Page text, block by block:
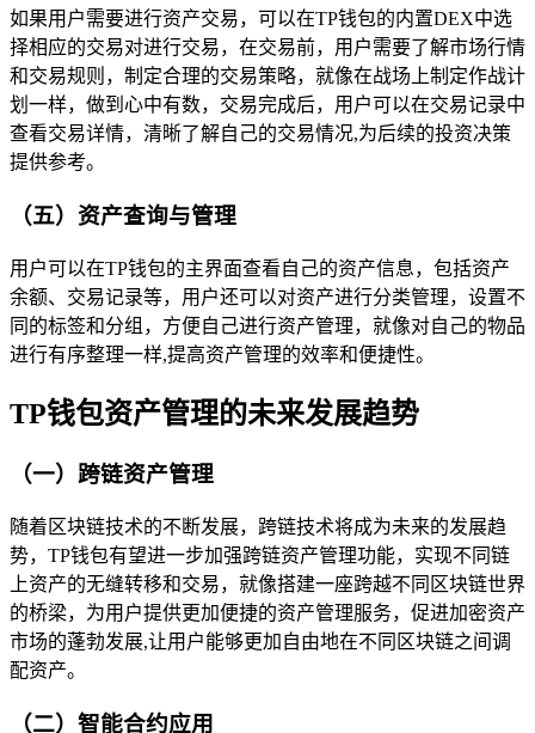
如果用户需要进行资产交易，可以在TP钱包的内置DEX中选
择相应的交易对进行交易，在交易前，用户需要了解市场行情
和交易规则，制定合理的交易策略，就像在战场上制定作战计
划一样，做到心中有数，交易完成后，用户可以在交易记录中
查看交易详情，清晰了解自己的交易情况,为后续的投资决策
提供参考。
（五）资产查询与管理
用户可以在TP钱包的主界面查看自己的资产信息，包括资产
余额、交易记录等，用户还可以对资产进行分类管理，设置不
同的标签和分组，方便自己进行资产管理，就像对自己的物品
进行有序整理一样,提高资产管理的效率和便捷性。
TP钱包资产管理的未来发展趋势
（一）跨链资产管理
随着区块链技术的不断发展，跨链技术将成为未来的发展趋
势，TP钱包有望进一步加强跨链资产管理功能，实现不同链
上资产的无缝转移和交易，就像搭建一座跨越不同区块链世界
的桥梁，为用户提供更加便捷的资产管理服务，促进加密资产
市场的蓬勃发展,让用户能够更加自由地在不同区块链之间调
配资产。
（二）智能合约应用